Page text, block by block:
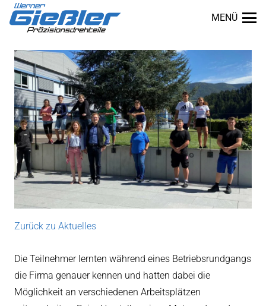
MENÜ
Zurück zu Aktuelles
Die Teilnehmer lernten während eines Betriebsrundgangs
die Firma genauer kennen und hatten dabei die
Möglichkeit an verschiedenen Arbeitsplätzen